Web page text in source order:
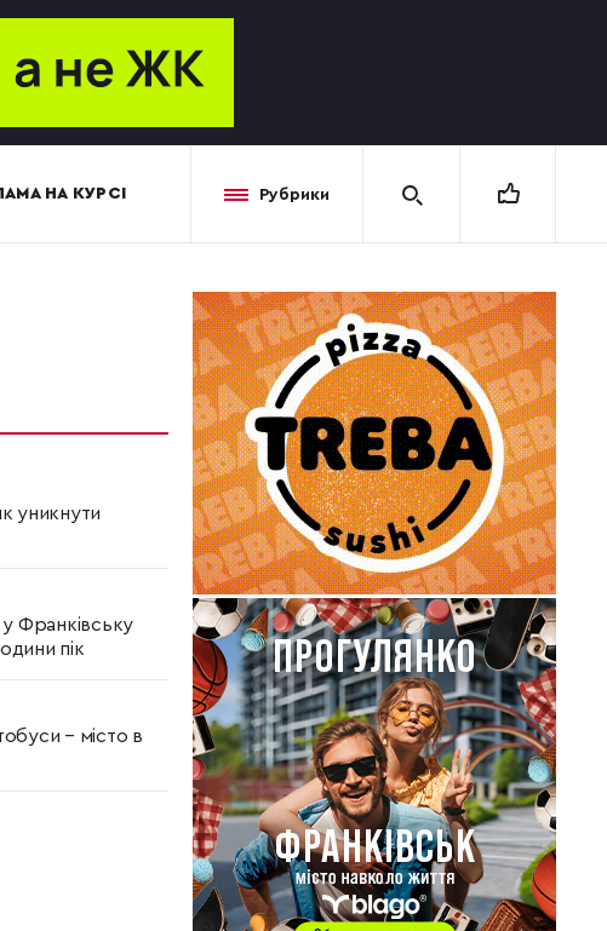
НА КУРСІ Рубрики
уникнути
у Франківську
пік
– місто в